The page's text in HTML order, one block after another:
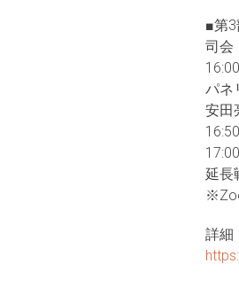
■第
司会
パネ
安田
延長
詳細